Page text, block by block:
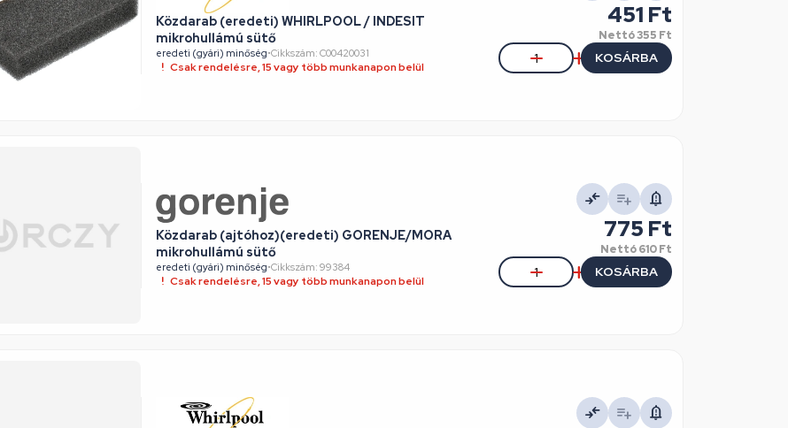
Közdarab (eredeti) WHIRLPOOL / INDESIT
mikrohullámú sütő
eredeti (gyári) minőség•Cikkszám: C00420031
Csak rendelésre, 15 vagy több munkanapon belül
451 Ft
Nettó355 Ft
KOSÁRBA
Közdarab (ajtóhoz)(eredeti) GORENJE/MORA
mikrohullámú sütő
eredeti (gyári) minőség•Cikkszám: 99384
Csak rendelésre, 15 vagy több munkanapon belül
775 Ft
Nettó610 Ft
KOSÁRBA